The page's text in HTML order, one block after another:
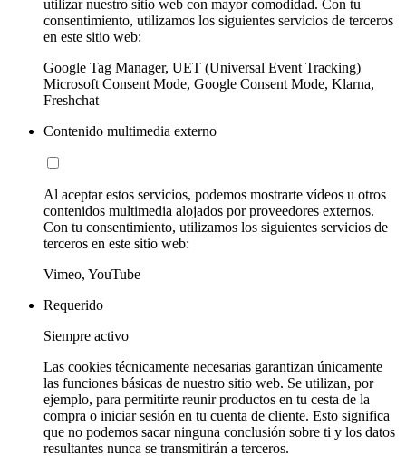
utilizar nuestro sitio web con mayor comodidad. Con tu
consentimiento, utilizamos los siguientes servicios de terceros
en este sitio web:
Google Tag Manager, UET (Universal Event Tracking)
Microsoft Consent Mode, Google Consent Mode, Klarna,
Freshchat
Contenido multimedia externo
Al aceptar estos servicios, podemos mostrarte vídeos u otros
contenidos multimedia alojados por proveedores externos.
Con tu consentimiento, utilizamos los siguientes servicios de
terceros en este sitio web:
Vimeo, YouTube
Requerido
Siempre activo
Las cookies técnicamente necesarias garantizan únicamente
las funciones básicas de nuestro sitio web. Se utilizan, por
ejemplo, para permitirte reunir productos en tu cesta de la
compra o iniciar sesión en tu cuenta de cliente. Esto significa
que no podemos sacar ninguna conclusión sobre ti y los datos
resultantes nunca se transmitirán a terceros.